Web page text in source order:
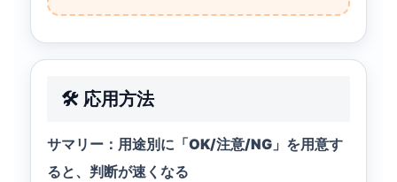
🛠️ 応用方法
サマリー：用途別に「OK/注意/NG」を用意す
ると、判断が速くなる